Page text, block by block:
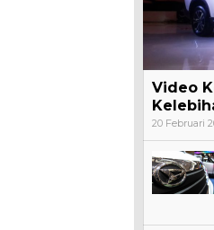
Video
20 Februari